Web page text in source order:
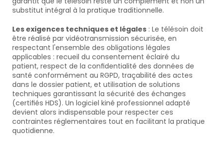
substitut intégral à la pratique traditionnelle.
Les exigences techniques et légales : Le télésoin doit
être réalisé par vidéotransmission sécurisée, en
respectant l'ensemble des obligations légales
applicables : recueil du consentement éclairé du
patient, respect de la confidentialité des données de
santé conformément au RGPD, traçabilité des actes
dans le dossier patient, et utilisation de solutions
techniques garantissant la sécurité des échanges
(certifiés HDS). Un logiciel kiné professionnel adapté
devient alors indispensable pour respecter ces
contraintes réglementaires tout en facilitant la pratique
quotidienne.